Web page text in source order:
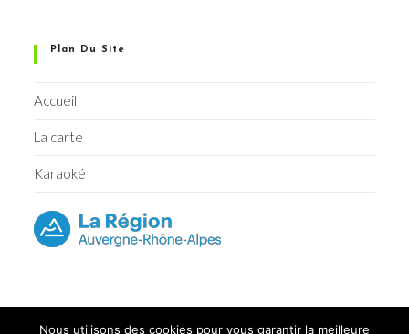
Plan Du Site
Accueil
La carte
Karaoké
Nous utilisons des cookies pour vous garantir la meilleure